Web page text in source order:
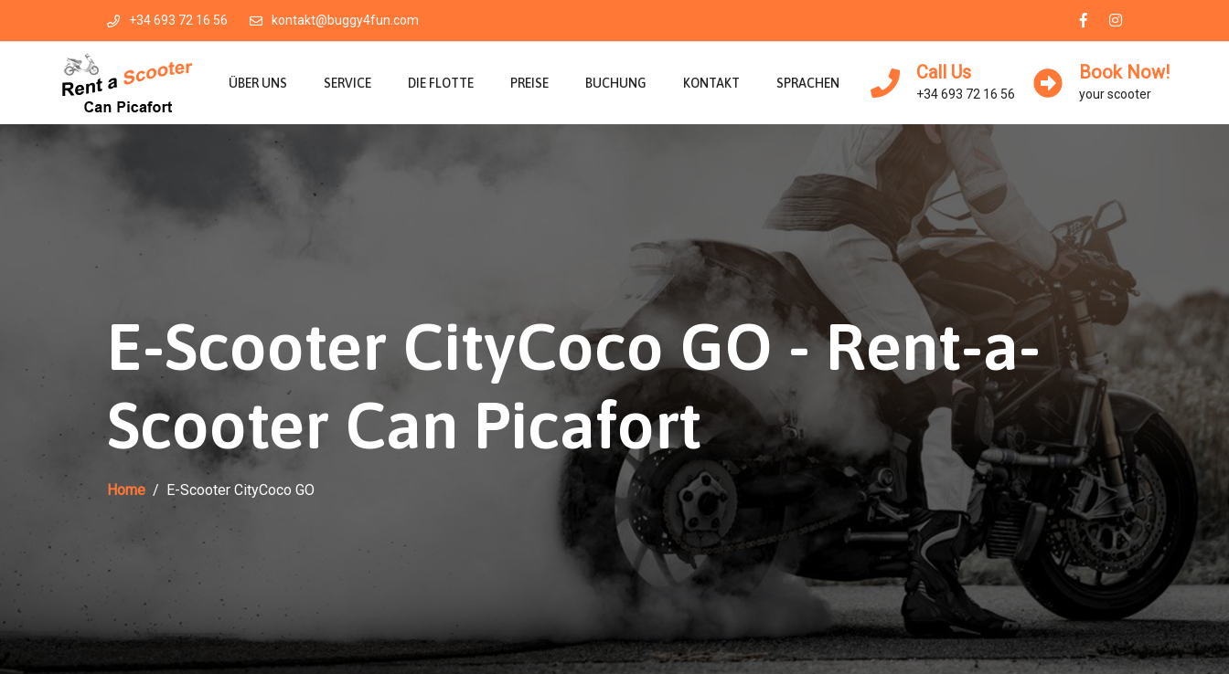
+34 693 72 16 56 kontakt@buggy4fun.com
ÜBER UNS SERVICE DIE FLOTTE PREISE BUCHUNG KONTAKT SPRACHEN Call Us
+34 693 72 16 56
Book Now!
your scooter
E-Scooter CityCoco GO - Rent-a-
Scooter Can Picafort
Home E-Scooter CityCoco GO